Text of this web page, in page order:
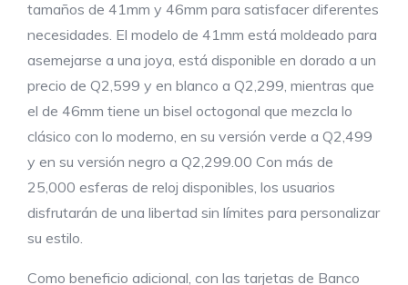
tamaños de 41mm y 46mm para satisfacer diferentes
necesidades. El modelo de 41mm está moldeado para
asemejarse a una joya, está disponible en dorado a un
precio de Q2,599 y en blanco a Q2,299, mientras que
el de 46mm tiene un bisel octogonal que mezcla lo
clásico con lo moderno, en su versión verde a Q2,499
y en su versión negro a Q2,299.00 Con más de
25,000 esferas de reloj disponibles, los usuarios
disfrutarán de una libertad sin límites para personalizar
su estilo.
Como beneficio adicional, con las tarjetas de Banco